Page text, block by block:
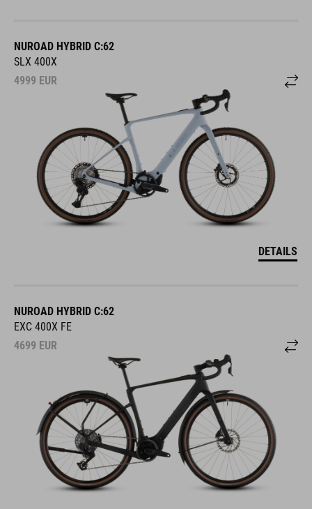
NUROAD HYBRID C:62
SLX 400X
4999 EUR
DETAILS
NUROAD HYBRID C:62
EXC 400X FE
4699 EUR